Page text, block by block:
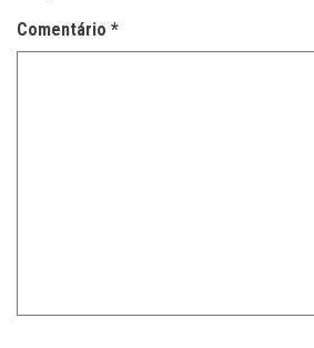
Comentário *